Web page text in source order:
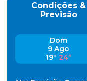
Condições &
Previsão
Dom
9 Ago
19º 24º